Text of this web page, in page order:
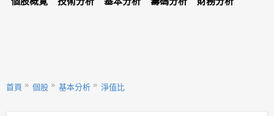
首頁 個股 基本分析 淨值比